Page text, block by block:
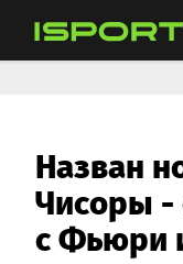
Назван
Чисоры -
с Фьюри